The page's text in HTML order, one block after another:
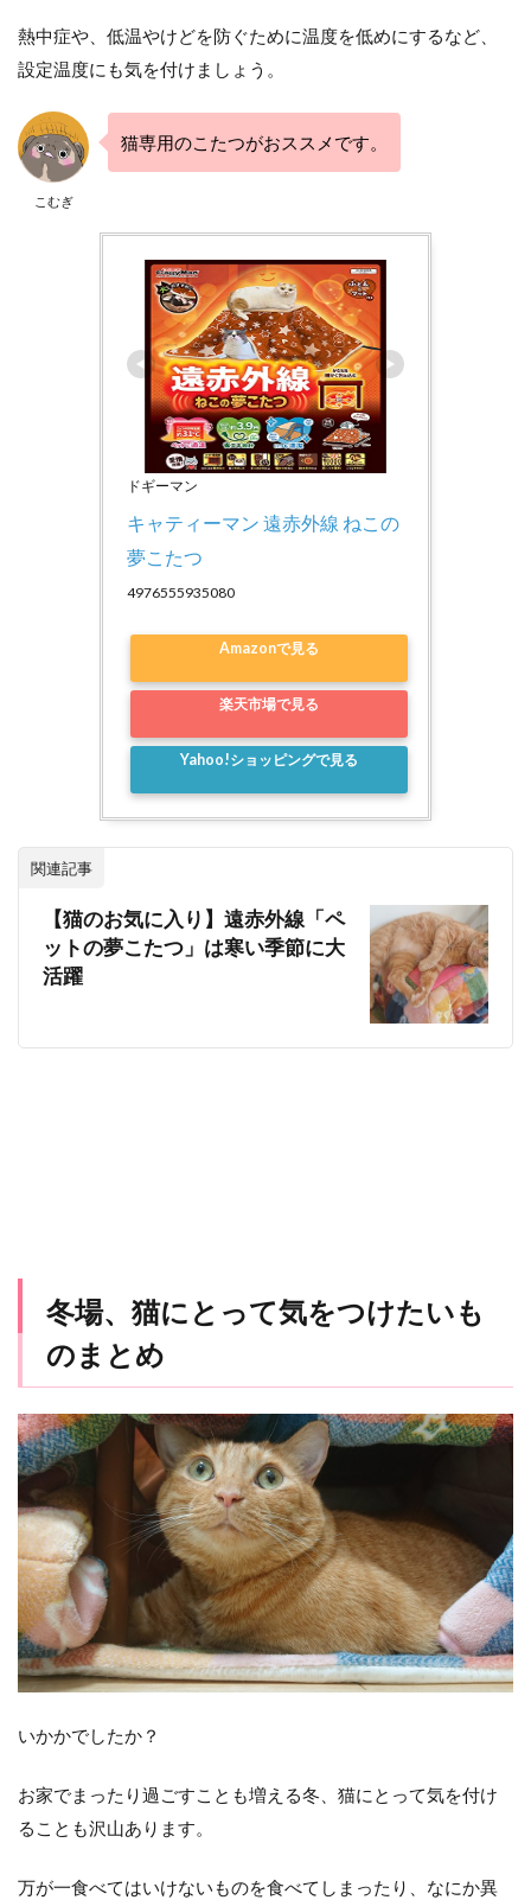
熱中症や、低温やけどを防ぐために温度を低めにするなど、
設定温度にも気を付けましょう。
こむぎ
猫専用のこたつがおススメです。
ドギーマン
キャティーマン 遠赤外線 ねこの
夢こたつ
4976555935080
Amazonで見る
楽天市場で見る
Yahoo!ショッピングで見る
関連記事
【猫のお気に入り】遠赤外線「ペ
ットの夢こたつ」は寒い季節に大
活躍
冬場、猫にとって気をつけたいも
のまとめ
いかかでしたか？
お家でまったり過ごすことも増える冬、猫にとって気を付け
ることも沢山あります。
万が一食べてはいけないものを食べてしまったり、なにか異